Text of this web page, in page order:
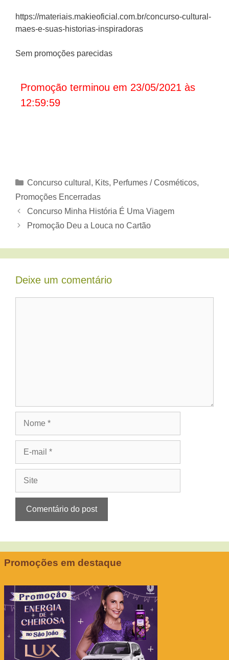
https://materiais.makieoficial.com.br/concurso-cultural-
maes-e-suas-historias-inspiradoras
Sem promoções parecidas
Promoção terminou em 23/05/2021 às
12:59:59
Categorias
Concurso cultural , Kits, Perfumes / Cosméticos,
Promoções Encerradas
Concurso Minha História É Uma Viagem
Promoção Deu a Louca no Cartão
Deixe um comentário
Promoções em destaque